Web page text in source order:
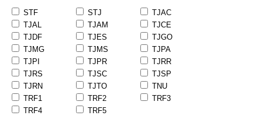
STF STJ
TJAC
TJAL
TJAM
TJCE
TJDF
TJES
TJGO
TJMG
TJMS
TJPA
TJPI
TJPR
TJRR
TJRS
TJSC
TJSP
TJRN
TJTO
TNU
TRF1
TRF2
TRF3
TRF4
TRF5